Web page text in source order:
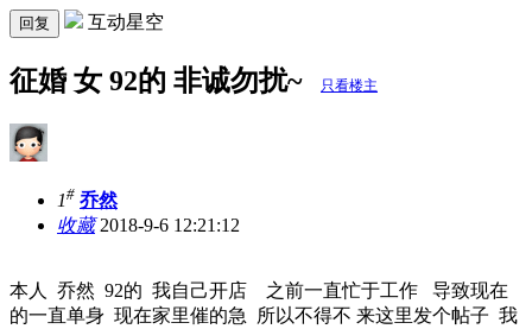
回复 互动星空
征婚 女 92的 非诚勿扰~ 只看楼主
1# 乔然
收藏2018-9-6 12:21:12
本人 乔然 92的 我自己开店 之前一直忙于工作 导致现在
的一直单身 现在家里催的急 所以不得不 来这里发个帖子 我